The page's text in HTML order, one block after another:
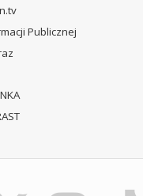
Publicznej